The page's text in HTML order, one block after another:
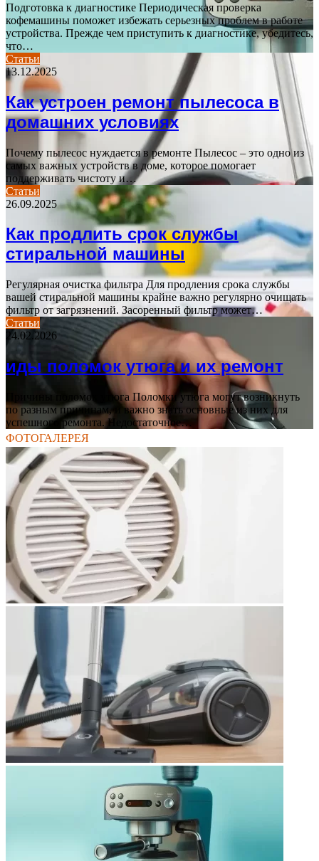
Подготовка к диагностике Периодическая проверка
кофемашины поможет избежать серьезных проблем в работе
устройства. Прежде чем приступить к диагностике, убедитесь,
что…
Статьи
13.12.2025
Как устроен ремонт пылесоса в
домашних условиях
Почему пылесос нуждается в ремонте Пылесос – это одно из
самых важных устройств в доме, которое помогает
поддерживать чистоту и…
Статьи
26.09.2025
Как продлить срок службы
стиральной машины
Регулярная очистка фильтра Для продления срока службы
вашей стиральной машины крайне важно регулярно очищать
фильтр от загрязнений. Засоренный фильтр может…
Статьи
24.02.2026
иды поломок утюга и их ремонт
Причины поломок утюга Поломки утюга могут возникнуть
по разным причинам, и важно знать основные из них для
успешного ремонта. Недостаточное…
ФОТОГАЛЕРЕЯ